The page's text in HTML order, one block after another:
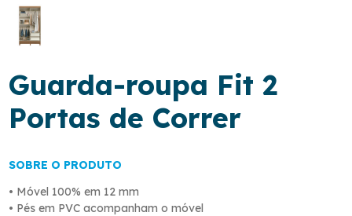
Guarda-roupa Fit 2
Portas de Correr
SOBRE O PRODUTO
• Móvel 100% em 12 mm
• Pés em PVC acompanham o móvel